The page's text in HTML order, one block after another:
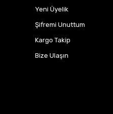
Yeni Üyelik
Şifremi Unuttum
Kargo Takip
Bize Ulaşın